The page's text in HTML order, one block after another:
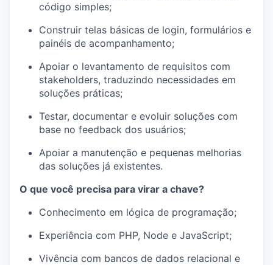
código simples;
Construir telas básicas de login, formulários e
painéis de acompanhamento;
Apoiar o levantamento de requisitos com
stakeholders, traduzindo necessidades em
soluções práticas;
Testar, documentar e evoluir soluções com
base no feedback dos usuários;
Apoiar a manutenção e pequenas melhorias
das soluções já existentes.
O que você precisa para virar a chave?
Conhecimento em lógica de programação;
Experiência com PHP, Node e JavaScript;
Vivência com bancos de dados relacional e